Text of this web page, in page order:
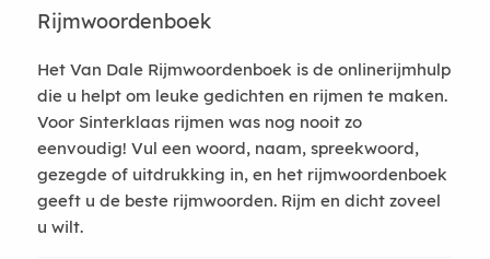
Rijmwoordenboek
Het Van Dale Rijmwoordenboek is de onlinerijmhulp
die u helpt om leuke gedichten en rijmen te maken.
Voor Sinterklaas rijmen was nog nooit zo
eenvoudig! Vul een woord, naam, spreekwoord,
gezegde of uitdrukking in, en het rijmwoordenboek
geeft u de beste rijmwoorden. Rijm en dicht zoveel
u wilt.